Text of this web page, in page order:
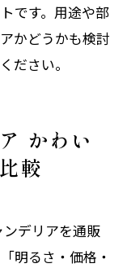
です。用途や部
かどうかも検討
ださい。
かわい
較
デリアを通販
明るさ・価格・